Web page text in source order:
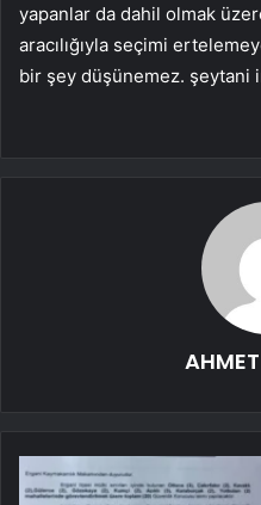
yapanlar da dahil olmak
aracılığıyla seçimi
bir şey düşünemez. şeytani